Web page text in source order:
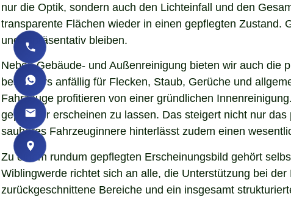
nur die Optik, sondern auch den Lichteinfall und den
transparente Flächen wieder in einen gepflegten Zustand.
und repräsentativ bleiben.
Neben Gebäude- und Außenreinigung bieten wir auch die
besonders anfällig für Flecken, Staub, Gerüche und
Fahrzeuge profitieren von einer gründlichen
gepflegter erscheinen zu lassen. Das steigert nicht nur
sauberes Fahrzeuginnere hinterlässt zudem einen
Zu einem rundum gepflegten Erscheinungsbild gehört
Wiblingwerde richtet sich an alle, die Unterstützung bei
zurückgeschnittene Bereiche und ein insgesamt